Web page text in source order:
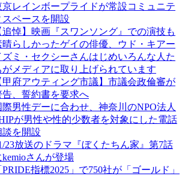
京レインボープライドが常設コミュニテ
スペースを開設
追悼】映画『スワンソング』での演技も
晴らしかったゲイの俳優、ウド・キアー
ズミ・セクシーさんはじめいろんな人た
がメディアに取り上げられています
甲府アウティング市議】市議会政倫審が
告、誓約書を要求へ
際男性デーに合わせ、神奈川のNPO法人
が男性や性的少数者を対象にした電話
談を開設
23放送のドラマ『ぼくたちん家』第7話
kemioさんが登場
PRIDE指標2025」で750社が「ゴールド」